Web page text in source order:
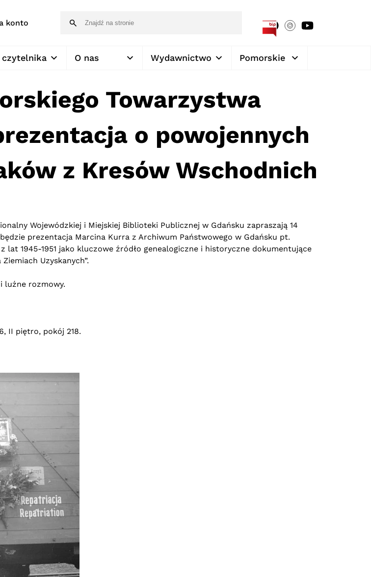
konto
czytelnika O nas Wydawnictwo Pomorskie
Towarzystwa
o powojennych
z Kresów Wschodnich
Wojewódzkiej i Miejskiej Biblioteki Publicznej w Gdańsku zapraszają 14
prezentacja Marcina Kurra z Archiwum Państwowego w Gdańsku pt.
lat 1945-1951 jako kluczowe źródło genealogiczne i historyczne dokumentujące
Uzyskanych”.
luźne rozmowy.
II piętro, pokój 218.